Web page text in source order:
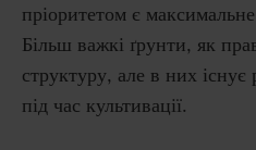
пріоритетом є
Більш важкі ґрунти, як
структуру, але в них
під час культивації.